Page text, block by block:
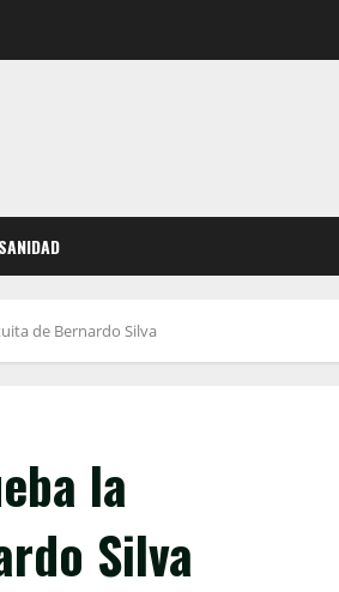
SANIDAD
de Bernardo Silva
la
Silva